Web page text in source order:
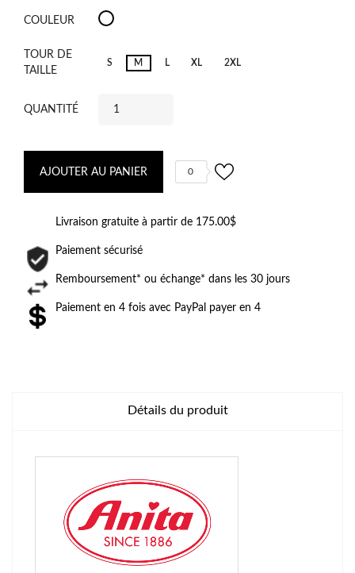
COULEUR
Grey
TOUR DE
TAILLE
S M L XL 2XL
QUANTITÉ
AJOUTER AU PANIER 0
Livraison gratuite à partir de 175.00$
Paiement sécurisé
Remboursement* ou échange* dans les 30 jours
Paiement en 4 fois avec PayPal payer en 4
Détails du produit